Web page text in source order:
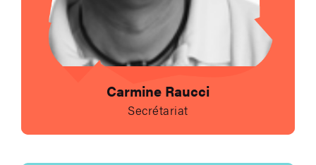
Carmine Raucci
Secrétariat